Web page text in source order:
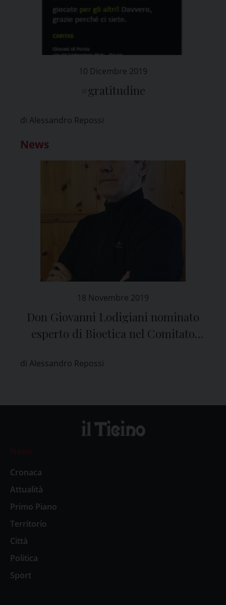
10 Dicembre 2019
#gratitudine
di Alessandro Repossi
News
18 Novembre 2019
Don Giovanni Lodigiani nominato
esperto di Bioetica nel Comitato
di Alessandro Repossi
News
Cronaca
Attualità
Primo Piano
Territorio
Città
Politica
Sport